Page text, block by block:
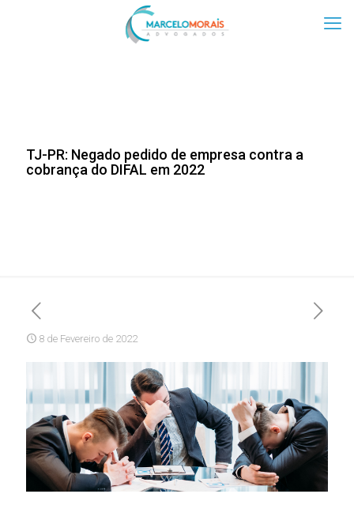
TJ-PR: Negado pedido de empresa contra a
cobrança do DIFAL em 2022
8 de Fevereiro de 2022